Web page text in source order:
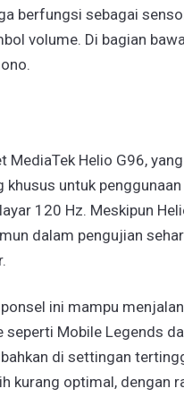
berfungsi sebagai
volume. Di bagian
MediaTek Helio G96,
khusus untuk
120 Hz. Meskipun
dalam pengujian
ini mampu
Mobile Legends
di settingan
kurang optimal, dengan